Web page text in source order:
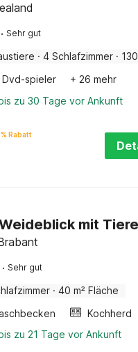
· Sehr gut
· 4 Schlafzimmer ·
Dvd-spieler
+ 26 mehr
zu 30 Tage vor Ankunft
% Rabatt
mit
· Sehr gut
· 40 m² Fläche
Kochherd
zu 21 Tage vor Ankunft